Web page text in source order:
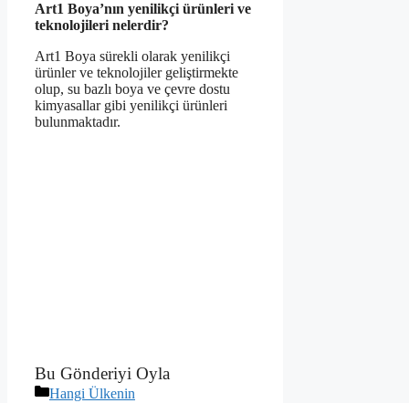
Art1 Boya’nın yenilikçi ürünleri ve
teknolojileri nelerdir?
Art1 Boya sürekli olarak yenilikçi
ürünler ve teknolojiler geliştirmekte
olup, su bazlı boya ve çevre dostu
kimyasallar gibi yenilikçi ürünleri
bulunmaktadır.
Bu Gönderiyi Oyla
Kategoriler
Hangi Ülkenin